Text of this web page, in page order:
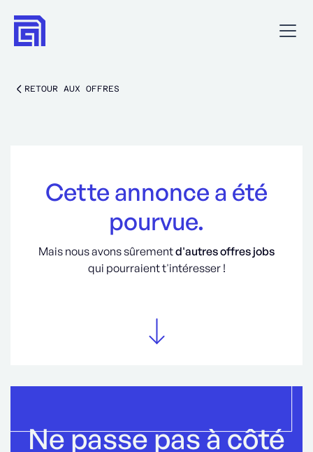
RETOUR AUX OFFRES
Cette annonce a été
pourvue.
Mais nous avons sûrementd'autres offres jobs
qui pourraient t'intéresser !
Ne passe pas à côté